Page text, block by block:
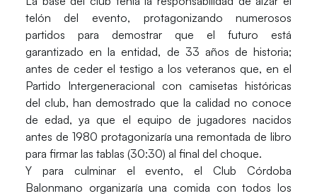
telón del evento, protagonizando numerosos
partidos para demostrar que el futuro está
garantizado en la entidad, de 33 años de historia;
antes de ceder el testigo a los veteranos que, en el
Partido Intergeneracional con camisetas históricas
del club, han demostrado que la calidad no conoce
de edad, ya que el equipo de jugadores nacidos
antes de 1980 protagonizaría una remontada de libro
para firmar las tablas (30:30) al final del choque.
Y para culminar el evento, el Club Córdoba
Balonmano organizaría una comida con todos los